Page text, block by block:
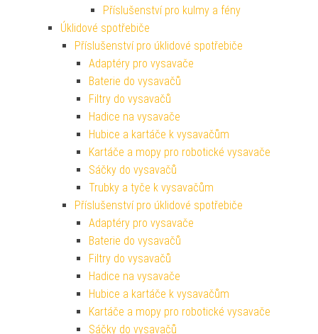
Příslušenství pro kulmy a fény
Úklidové spotřebiče
Příslušenství pro úklidové spotřebiče
Adaptéry pro vysavače
Baterie do vysavačů
Filtry do vysavačů
Hadice na vysavače
Hubice a kartáče k vysavačům
Kartáče a mopy pro robotické vysavače
Sáčky do vysavačů
Trubky a tyče k vysavačům
Příslušenství pro úklidové spotřebiče
Adaptéry pro vysavače
Baterie do vysavačů
Filtry do vysavačů
Hadice na vysavače
Hubice a kartáče k vysavačům
Kartáče a mopy pro robotické vysavače
Sáčky do vysavačů